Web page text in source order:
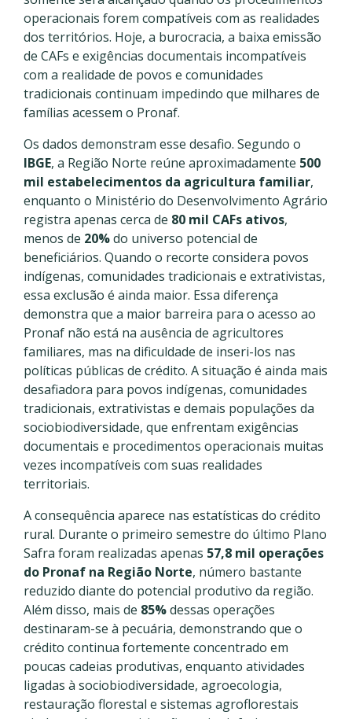
operacionais forem compatíveis com as realidades
dos territórios. Hoje, a burocracia, a baixa emissão
de CAFs e exigências documentais incompatíveis
com a realidade de povos e comunidades
tradicionais continuam impedindo que milhares de
famílias acessem o Pronaf.
Os dados demonstram esse desafio. Segundo o
IBGE, a Região Norte reúne aproximadamente 500
mil estabelecimentos da agricultura familiar,
enquanto o Ministério do Desenvolvimento Agrário
registra apenas cerca de 80 mil CAFs ativos,
menos de 20%do universo potencial de
beneficiários. Quando o recorte considera povos
indígenas, comunidades tradicionais e extrativistas,
essa exclusão é ainda maior. Essa diferença
demonstra que a maior barreira para o acesso ao
Pronaf não está na ausência de agricultores
familiares, mas na dificuldade de inseri-los nas
políticas públicas de crédito. A situação é ainda mais
desafiadora para povos indígenas, comunidades
tradicionais, extrativistas e demais populações da
sociobiodiversidade, que enfrentam exigências
documentais e procedimentos operacionais muitas
vezes incompatíveis com suas realidades
territoriais.
A consequência aparece nas estatísticas do crédito
rural. Durante o primeiro semestre do último Plano
Safra foram realizadas apenas 57,8 mil operações
do Pronaf na Região Norte, número bastante
reduzido diante do potencial produtivo da região.
Além disso, mais de 85%dessas operações
destinaram-se à pecuária, demonstrando que o
crédito continua fortemente concentrado em
poucas cadeias produtivas, enquanto atividades
ligadas à sociobiodiversidade, agroecologia,
restauração florestal e sistemas agroflorestais